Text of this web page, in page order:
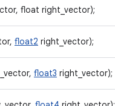
float right_vector);
float2 right_vector);
float3 right_vector);